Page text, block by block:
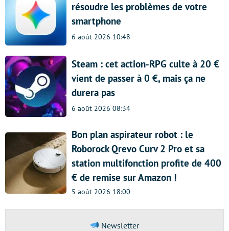
résoudre les problèmes de votre
smartphone
6 août 2026 10:48
Steam : cet action-RPG culte à 20 €
vient de passer à 0 €, mais ça ne
durera pas
6 août 2026 08:34
Bon plan aspirateur robot : le
Roborock Qrevo Curv 2 Pro et sa
station multifonction profite de 400
€ de remise sur Amazon !
5 août 2026 18:00
Newsletter